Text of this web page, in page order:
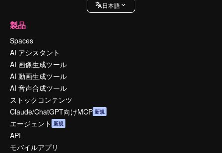
日本語
製品
Spaces
AI アシスタント
AI 画像生成ツール
AI 動画生成ツール
AI 音声合成ツール
ストックコンテンツ
Claude/ChatGPT向けMCP 新規
エージェント 新規
API
モバイルアプリ